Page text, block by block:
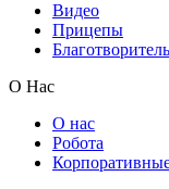
Видео
Прицепы
О Нас
О нас
Робота